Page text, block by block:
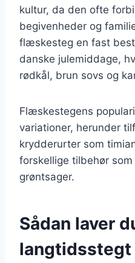
kultur, da den ofte
begivenheder og
flæskesteg en fast
danske julemiddage,
rødkål, brun sovs og
Flæskestegens
variationer, herunder
krydderurter som
forskellige tilbehør
grøntsager.
Sådan laver